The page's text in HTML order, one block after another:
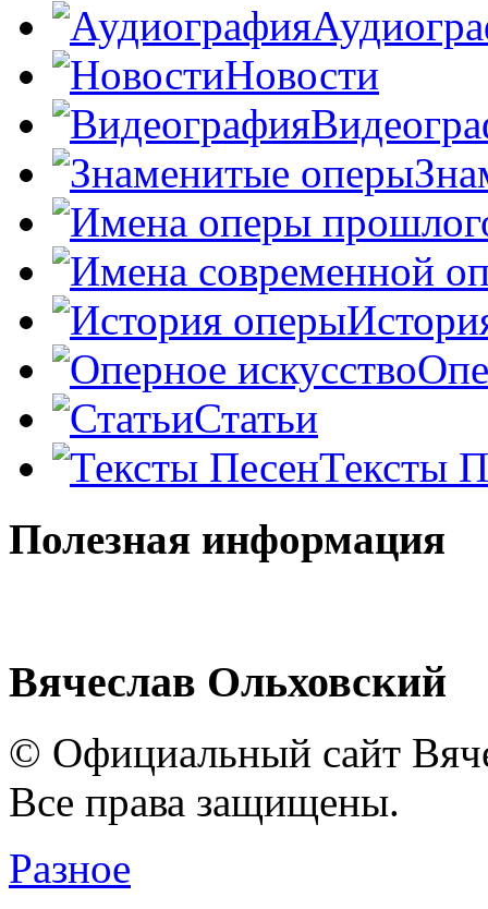
Новости
Статьи
Тексты
Полезная информация
Вячеслав Ольховский
© Официальный сайт
Все права защищены.
Разное